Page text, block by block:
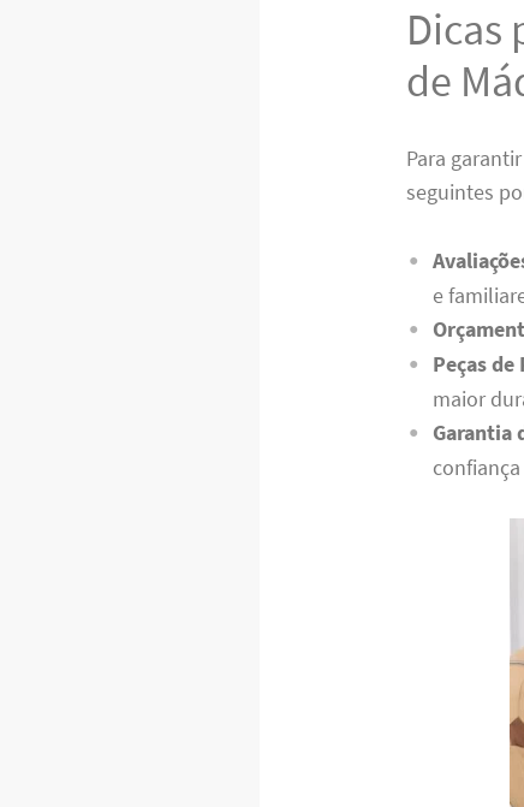
Dicas
de
Para
seguintes
e
Peças de
maior
Garantia